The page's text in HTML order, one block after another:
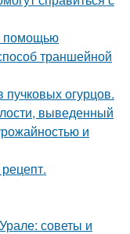
помощью
траншейной
пучковых огурцов.
выведенный
и
советы и